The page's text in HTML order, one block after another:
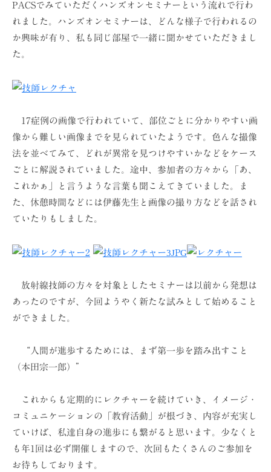
PACSでみていただくハンズオンセミナーという流れで行わ
れました。ハンズオンセミナーは、どんな様子で行われるの
か興味が有り、私も同じ部屋で一緒に聞かせていただきまし
た。
17症例の画像で行われていて、部位ごとに分かりやすい画
像から難しい画像までを見られていたようです。色んな撮像
法を並べてみて、どれが異常を見つけやすいかなどをケース
ごとに解説されていました。途中、参加者の方々から「あ、
これかぁ」と言うような言葉も聞こえてきていました。ま
た、休憩時間などには伊藤先生と画像の撮り方などを話され
ていたりもしました。
放射線技師の方々を対象としたセミナーは以前から発想は
あったのですが、今回ようやく新たな試みとして始めること
ができました。
“人間が進歩するためには、まず第一歩を踏み出すこと
（本田宗一郎）”
これからも定期的にレクチャーを続けていき、イメージ・
コミュニケーションの「教育活動」が根づき、内容が充実し
ていけば、私達自身の進歩にも繋がると思います。少なくと
も年1回は必ず開催しますので、次回もたくさんのご参加を
お待ちしております。